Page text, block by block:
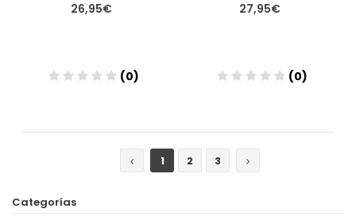
26,95€
(0)
27,95€
(0)
1
2 3
Categorías